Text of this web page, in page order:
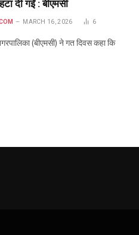
दी गईं : बीएमसी
MARCH 16, 2026 6
(बीएमसी) ने गत दिवस कहा कि